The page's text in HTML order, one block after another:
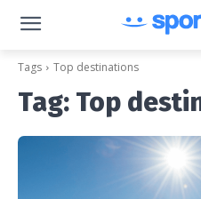
Tags Top destinations
Tag: Top